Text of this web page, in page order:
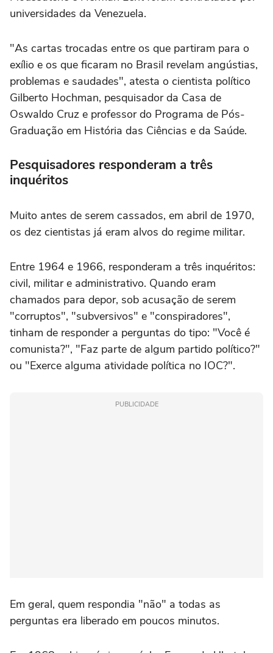
universidades da Venezuela.
"As cartas trocadas entre os que partiram para o
exílio e os que ficaram no Brasil revelam angústias,
problemas e saudades", atesta o cientista político
Gilberto Hochman, pesquisador da Casa de
Oswaldo Cruz e professor do Programa de Pós-
Graduação em História das Ciências e da Saúde.
Pesquisadores responderam a três
inquéritos
Muito antes de serem cassados, em abril de 1970,
os dez cientistas já eram alvos do regime militar.
Entre 1964 e 1966, responderam a três inquéritos:
civil, militar e administrativo. Quando eram
chamados para depor, sob acusação de serem
"corruptos", "subversivos" e "conspiradores",
tinham de responder a perguntas do tipo: "Você é
comunista?", "Faz parte de algum partido político?"
ou "Exerce alguma atividade política no IOC?".
PUBLICIDADE
Em geral, quem respondia "não" a todas as
perguntas era liberado em poucos minutos.